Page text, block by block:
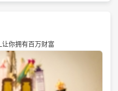
你拥有百万财富